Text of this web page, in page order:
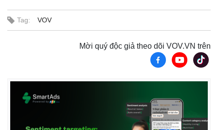
Tag: VOV
Mời quý độc giả theo dõi VOV.VN trên